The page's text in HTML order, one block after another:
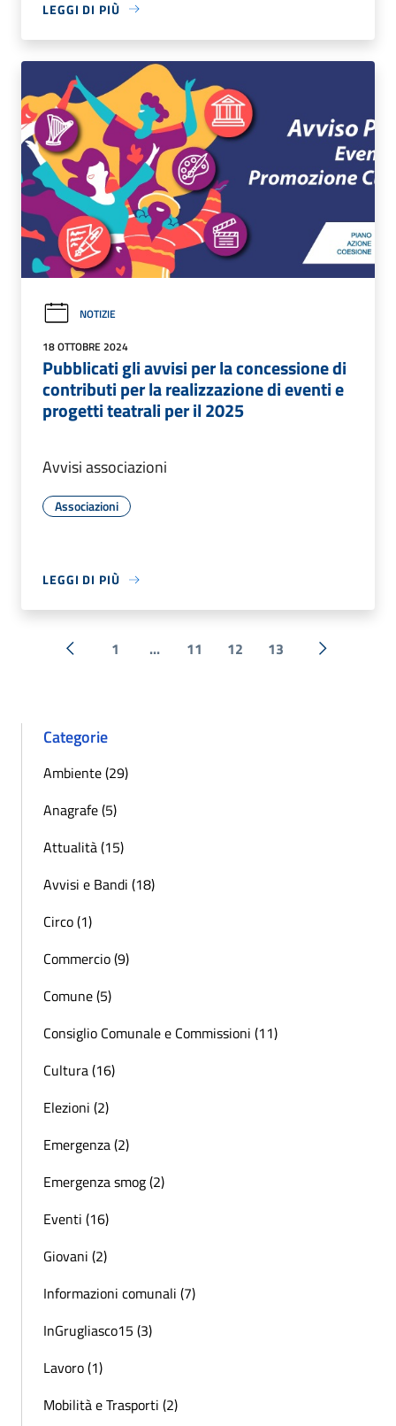
LEGGI DI PIÙ
NOTIZIE
18 OTTOBRE 2024
Pubblicati gli avvisi per la concessione di
contributi per la realizzazione di eventi e
progetti teatrali per il 2025
Avvisi associazioni
Associazioni
LEGGI DI PIÙ
« Precedente
1 ... 11 12 13 Successiva
Categorie
Ambiente (29)
Anagrafe (5)
Attualità (15)
Avvisi e Bandi (18)
Circo (1)
Commercio (9)
Comune (5)
Consiglio Comunale e Commissioni (11)
Cultura (16)
Elezioni (2)
Emergenza (2)
Emergenza smog (2)
Eventi (16)
Giovani (2)
Informazioni comunali (7)
InGrugliasco15 (3)
Lavoro (1)
Mobilità e Trasporti (2)